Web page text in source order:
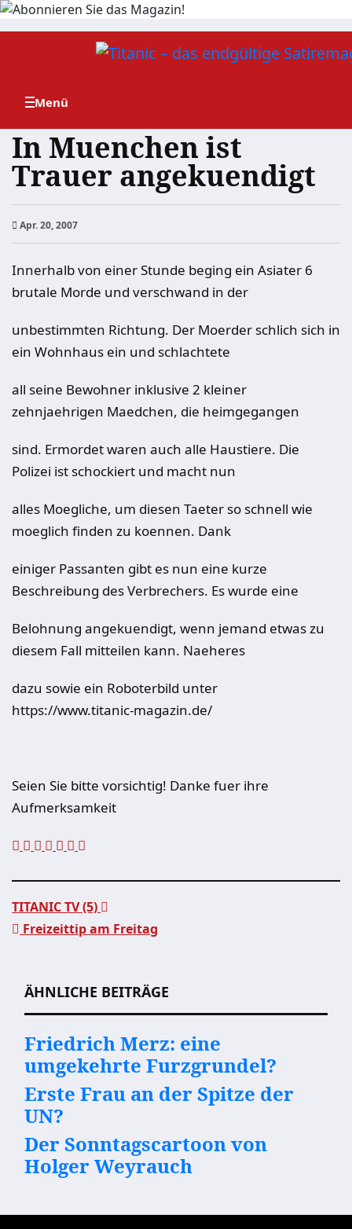
Zum
In Muenchen ist
Trauer angekuendigt
Apr. 20, 2007
Innerhalb von einer Stunde beging ein Asiater 6
brutale Morde und verschwand in der
unbestimmten Richtung. Der Moerder schlich sich in
ein Wohnhaus ein und schlachtete
all seine Bewohner inklusive 2 kleiner
zehnjaehrigen Maedchen, die heimgegangen
sind. Ermordet waren auch alle Haustiere. Die
Polizei ist schockiert und macht nun
alles Moegliche, um diesen Taeter so schnell wie
moeglich finden zu koennen. Dank
einiger Passanten gibt es nun eine kurze
Beschreibung des Verbrechers. Es wurde eine
Belohnung angekuendigt, wenn jemand etwas zu
diesem Fall mitteilen kann. Naeheres
dazu sowie ein Roboterbild unter
https://www.titanic-magazin.de/
Seien Sie bitte vorsichtig! Danke fuer ihre
Aufmerksamkeit
TITANIC TV (5)
Freizeittip am Freitag
ÄHNLICHE BEITRÄGE
Friedrich Merz: eine
umgekehrte Furzgrundel?
Erste Frau an der Spitze der
UN?
Der Sonntagscartoon von
Holger Weyrauch